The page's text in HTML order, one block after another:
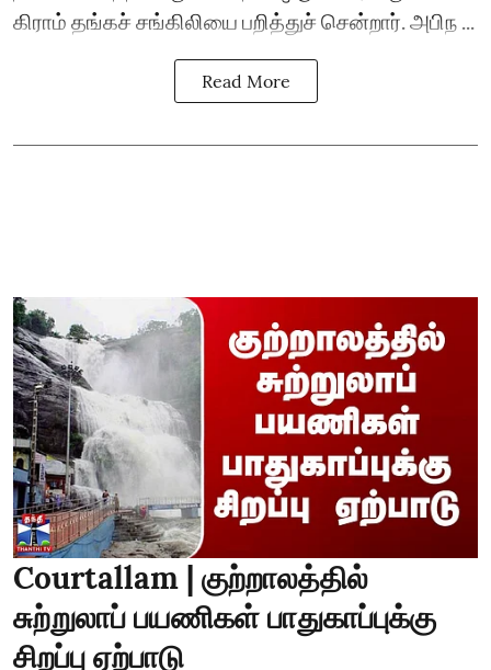
கிராம் தங்கச் சங்கிலியை பறித்துச் சென்றார். அபிந ...
Read More
Courtallam | குற்றாலத்தில்
சுற்றுலாப் பயணிகள் பாதுகாப்புக்கு
சிறப்பு ஏற்பாடு